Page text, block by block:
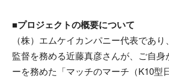
■プロジェクトの概要について
（株）エムケイカンパニー代表であ
監督を務める近藤真彦さんが、ご自
ーを務めた「マッチのマーチ（K10型